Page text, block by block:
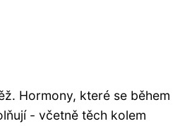
Hormony, které se během
- včetně těch kolem